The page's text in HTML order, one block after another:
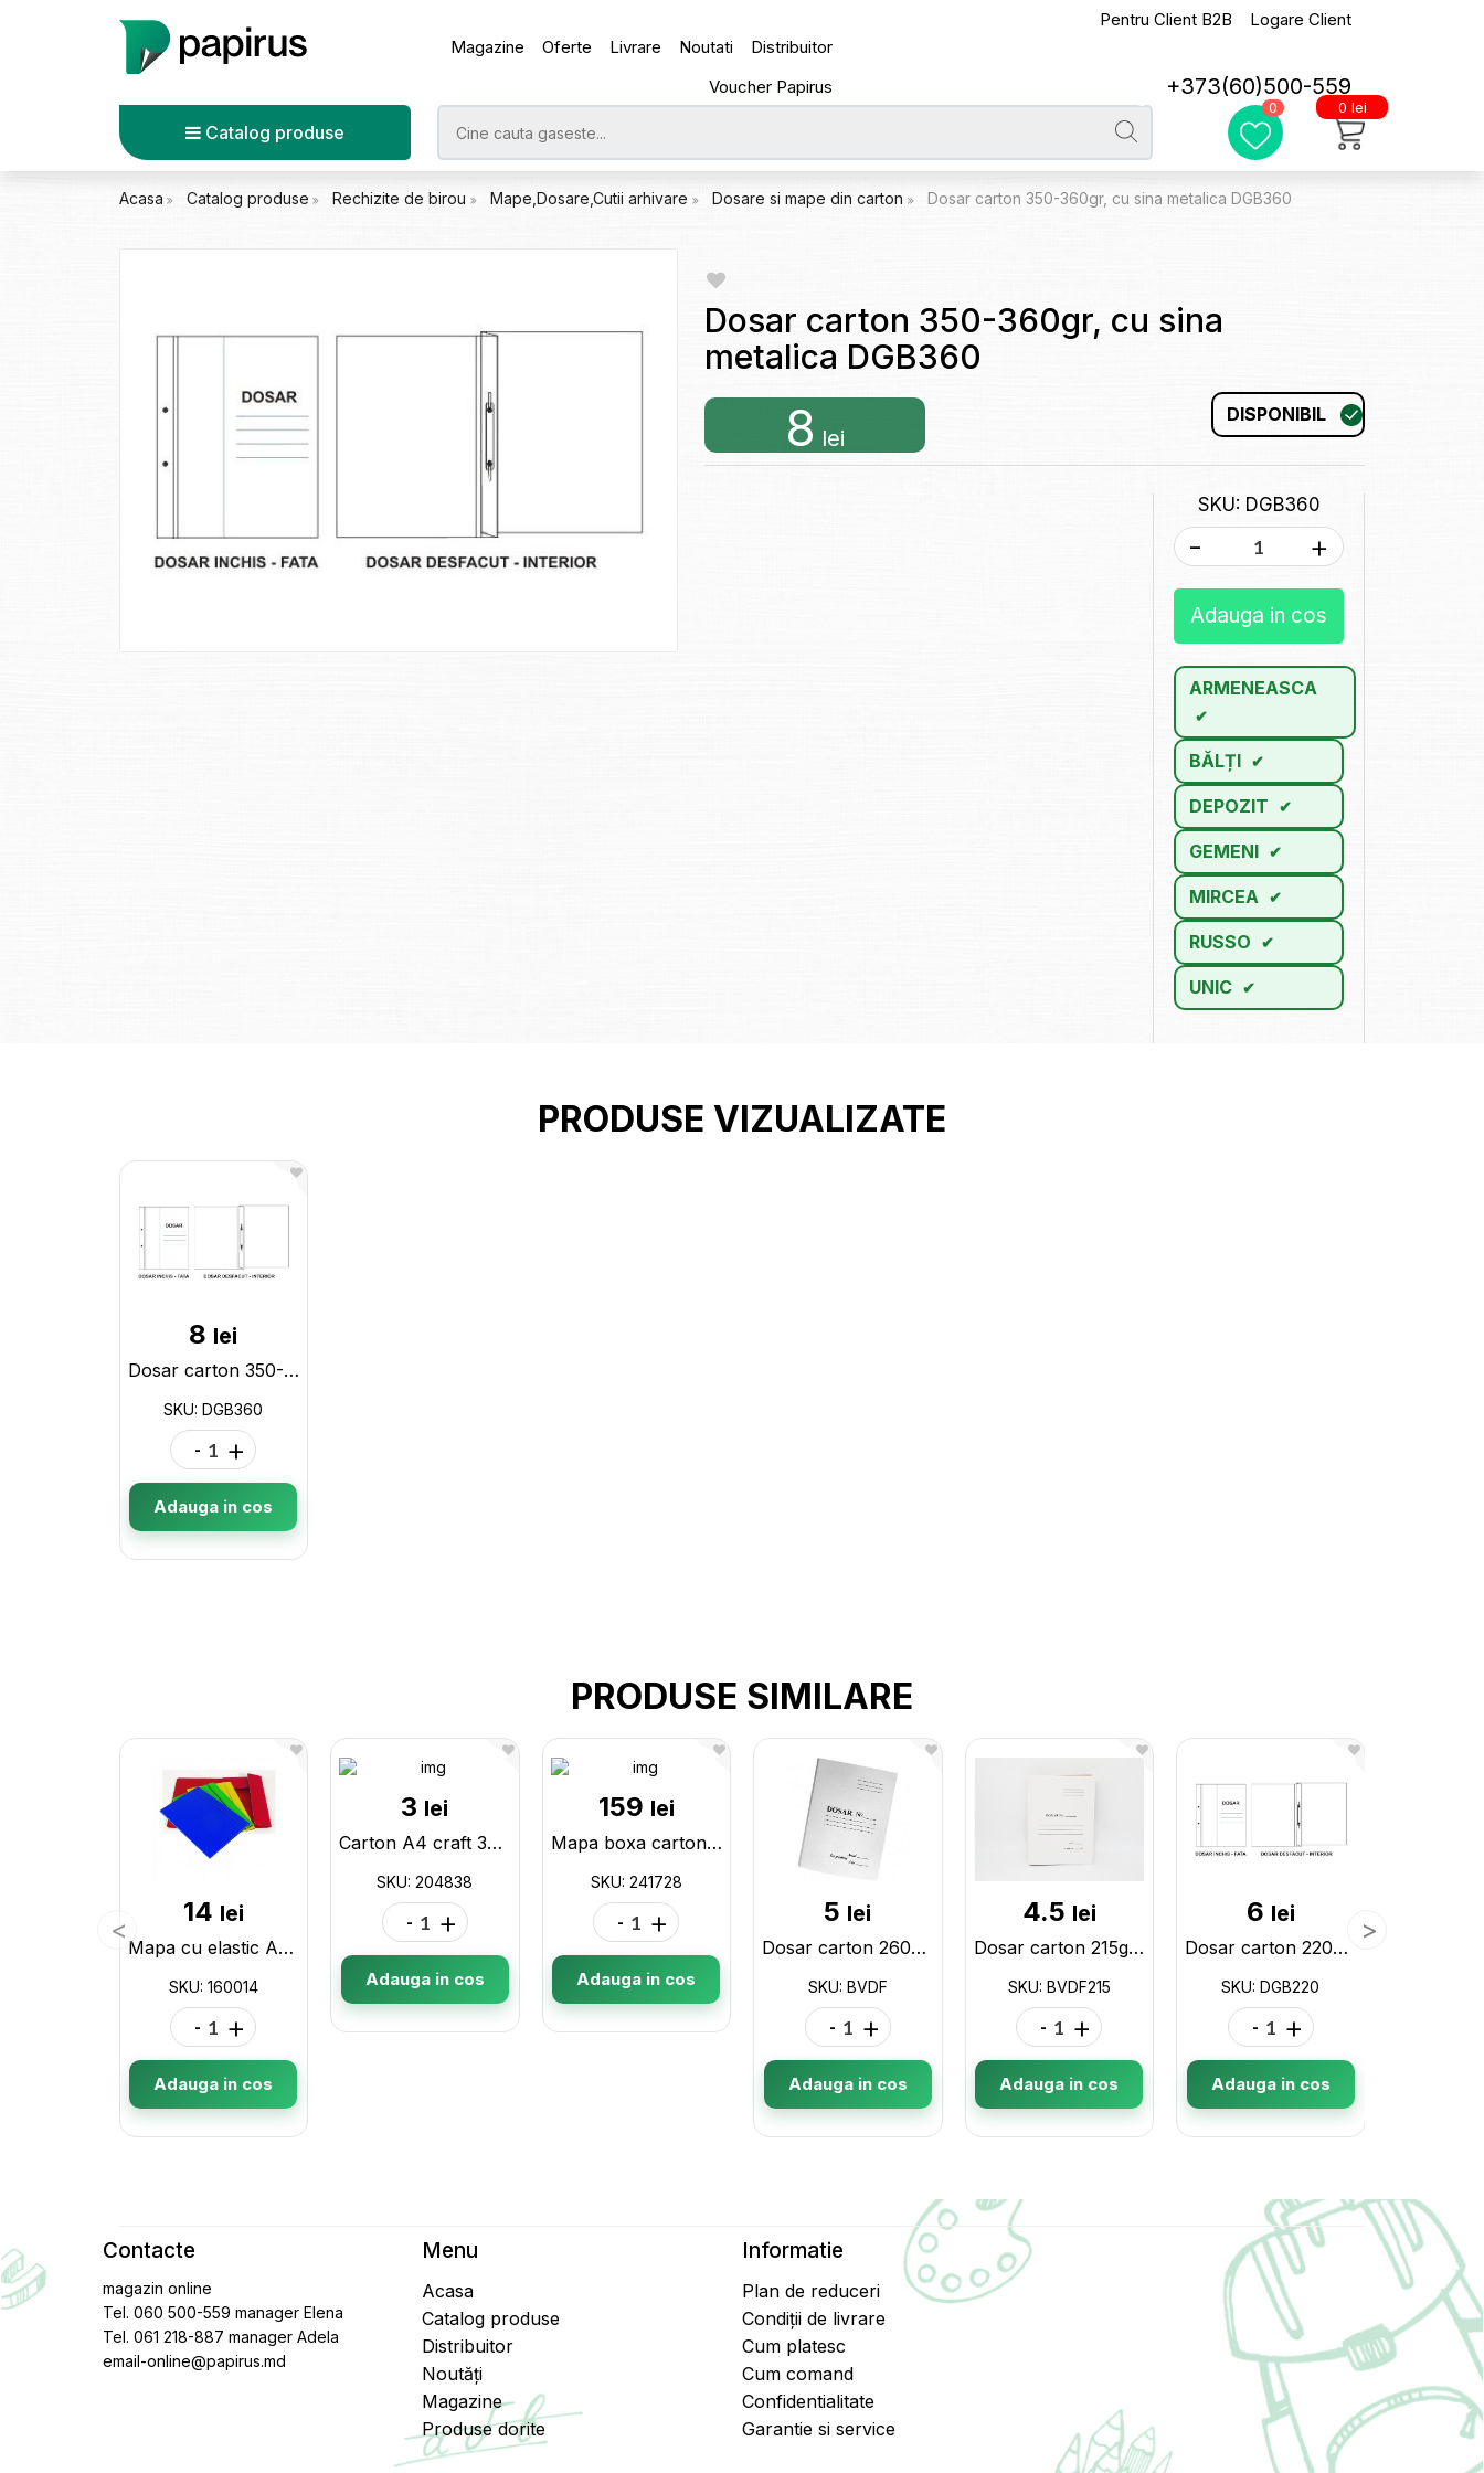
Magazine Oferte Livrare Noutati
Distribuitor
Voucher Papirus
Pentru Client B2B Logare Client
+373(60)500-559
Catalog produse
0 0 lei
Acasa Catalog produse Rechizite de birou Mape,Dosare,Cutii arhivare Dosare si mape din carton Dosar carton 350-360gr, cu sina metalica DGB360
Dosar carton 350-360gr, cu sina
metalica DGB360
8 lei
DISPONIBIL
SKU: DGB360
- +
Adauga in cos
ARMENEASCA
BĂLȚI
DEPOZIT
GEMENI
MIRCEA
RUSSO
UNIC
PRODUSE VIZUALIZATE
8 lei
Dosar carton 350-360gr, cu sina metalica DGB360
SKU: DGB360
- +
Adauga in cos
PRODUSE SIMILARE
14 lei
Mapa cu elastic A4 (carton plastificat)(ML16-17/33-2) 160014
SKU: 160014
- +
Adauga in cos
3 lei
Carton A4 craft 345gr Nude 204838
SKU: 204838
- +
Adauga in cos
159 lei
Mapa boxa carton din bunvenil, cotor 12 cm 241728
SKU: 241728
- +
Adauga in cos
5 lei
Dosar carton 260gr, fara sina metalica BVDF
SKU: BVDF
- +
Adauga in cos
4.5 lei
Dosar carton 215gr, fara sina metalica BVDF215
SKU: BVDF215
- +
Adauga in cos
6 lei
Dosar carton 220gr, cu sina metalica DGB220
SKU: DGB220
- +
Adauga in cos
Contacte
magazin online
Tel. 060 500-559 manager Elena
Tel. 061 218-887 manager Adela
email-online@papirus.md
Menu
Acasa
Catalog produse
Distribuitor
Noutăți
Magazine
Produse dorite
Informatie
Plan de reduceri
Condiții de livrare
Cum platesc
Cum comand
Confidentialitate
Garantie si service